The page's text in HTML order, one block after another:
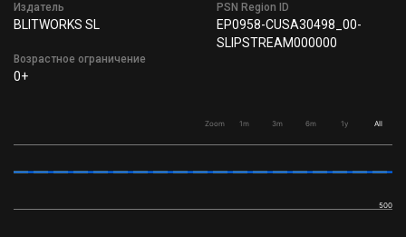
Издатель
BLITWORKS SL
Возрастное ограничение
0+
PSN Region ID
EP0958-CUSA30498_00-
SLIPSTREAM000000
Zoom 1m 3m 6m 1y All
500